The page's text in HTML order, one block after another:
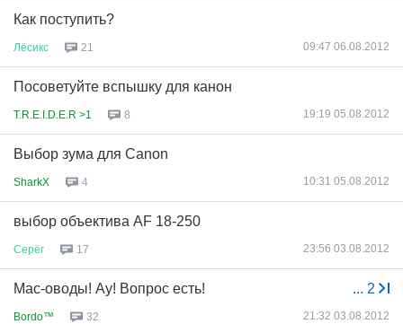
Как поступить?
Лёсикс 21 09:47 06.08.2012
Посоветуйте вспышку для канон
T.R.E.I.D.E.R >1 8 19:19 05.08.2012
Выбор зума для Canon
SharkX 4 10:31 05.08.2012
выбор объектива AF 18-250
Серёг 17 23:56 03.08.2012
... 2
Mac-оводы! Ау! Вопрос есть!
Bordo™ 32 21:32 03.08.2012